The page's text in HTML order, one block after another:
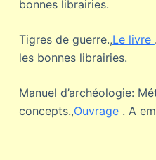
bonnes librairies.
Tigres de guerre.,Le livre
les bonnes librairies.
Manuel d’archéologie:
concepts.,Ouvrage . A